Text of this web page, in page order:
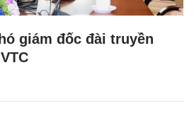
giám đốc đài truyền